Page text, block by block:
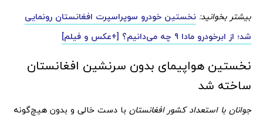
بیشتر بخوانید: نخستین خودرو سوپراسپرت افغانستان رونمایی
شد؛ از ابرخودرو مادا 9 چه می‌دانیم؟ [+عکس و فیلم]
نخستین هواپیمای بدون سرنشین افغانستان
ساخته شد
جوانان با استعداد کشور افغانستان با دست خالی و بدون هیچ‌گونه